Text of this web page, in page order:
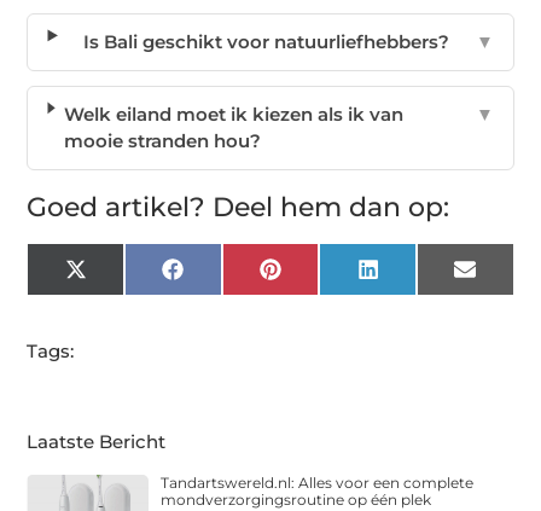
Is Bali geschikt voor natuurliefhebbers? ▼
Welk eiland moet ik kiezen als ik van
mooie stranden hou?
▼
Goed artikel? Deel hem dan op:
X
(Twitter)
FacebookPinterest LinkedIn Email
Tags:
Laatste Bericht
Tandartswereld.nl: Alles voor een complete
mondverzorgingsroutine op één plek